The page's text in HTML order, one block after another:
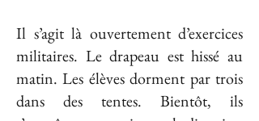
Il s’agit là ouvertement d’exercices
militaires. Le drapeau est hissé au
matin. Les élèves dorment par trois
dans des tentes. Bientôt, ils